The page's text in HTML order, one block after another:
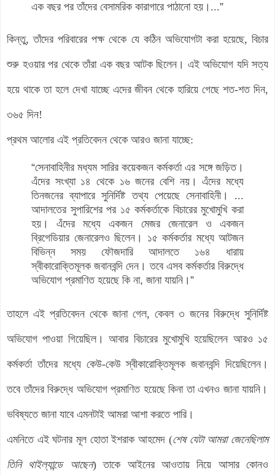
এক বছর পর তাঁদের বেসামরিক কারাগারে পাঠানো হয় । ...”
কিন্তু, তাঁদের পরিবারের পক্ষ থেকে যে কঠিন অভিযোগটা করা হয়েছে, বিচার
শুরু হওয়ার পর থেকে তাঁরা এক বছর আটক ছিলেন। এই অভিযোগ যদি সত্য
হয়ে থাকে তা হলে দেখা যাচ্ছে এদের জীবন থেকে হারিয়ে গেছে শত-শত দিন,
৩৬৫ দিন!
প্রথম আলোর এই প্রতিবেদন থেকে আরও জানা যাচ্ছে:
“সেনাবাহিনীর মধ্যম সারির কয়েকজন কর্মকর্তা এর সঙ্গে জড়িত।
এঁদের সংখ্যা ১৪ থেকে ১৬ জনের বেশি নয়।এঁদের মধ্যে
তিনজনের ব্যাপারে সুনির্দিষ্ট তথ্য পেয়েছে সেনাবাহিনী। ...
আদালতের সুপারিশের পর ১৫ কর্মকর্তাকে বিচারের মুখোমুখি করা
হয় ।এঁদের
মধ্যে একজন মেজর জেনারেল ও একজন
ব্রিগেডিয়ার জেনারেলও ছিলেন । ১৫ কর্মকর্তার মধ্যে আটজন
বিভিন্ন সময় ফৌজদারি আদালতে ১৬৪ ধারায়
স্বীকারোক্তিমূলক জবানবন্দি দেন ।তবে এসব কর্মকর্তার বিরুদ্ধে
অভিযোগ প্রমাণিত হয়েছে কি না, জানা যায়নি । ”
তাহলে এই প্রতিবেদন থেকে জানা গেল, কেবল ৩ জনের বিরুদ্ধে সুনির্দিষ্ট
অভিযোগ পাওয়া গিয়েছিল। আবার বিচারের মুখোমুখি হয়েছিলেন আরও ১৫
কর্মকর্তা তাঁদের মধ্যে কেউ-কেউস্বীকারোক্তিমূলক জবানবন্দিদিয়েছিলেন ।
তবে তাঁদের বিরুদ্ধে অভিযোগ প্রমাণিত হয়েছে কিনা তা এখনও জানা যায়নি।
ভবিষ্যতে জানা যাবে এমনটাই আমরা আশা করতে পারি।
এমনিতে এই ঘটনার মূল হোতা ইশরাক আহমেদ (শেষ যেটা আমরা জেনেছিলাম
তিনি থাইল্যান্ডে আছেন) তাকে আইনের আওতায় নিয়ে আসার কোনও